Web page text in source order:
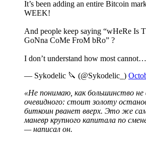
It’s been adding an entire Bitcoin
WEEK!
And people keep saying “wHeRe Is
GoNna CoMe FroM bRo” ?
I don’t understand how most cannot…
— Sykodelic 🔪 (@Sykodelic_)
«Не понимаю, как большинство не
очевидного: стоит золоту
биткоин рванет вверх. Это же
маневр крупного капитала по
— написал он.